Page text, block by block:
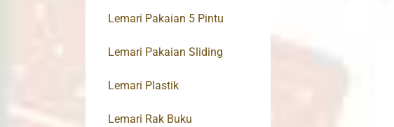
Lemari Pakaian 5 Pintu
Lemari Pakaian Sliding
Lemari Plastik
Lemari Rak Buku